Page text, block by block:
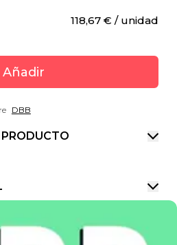
118,67 € / unidad
Añadir
DBB